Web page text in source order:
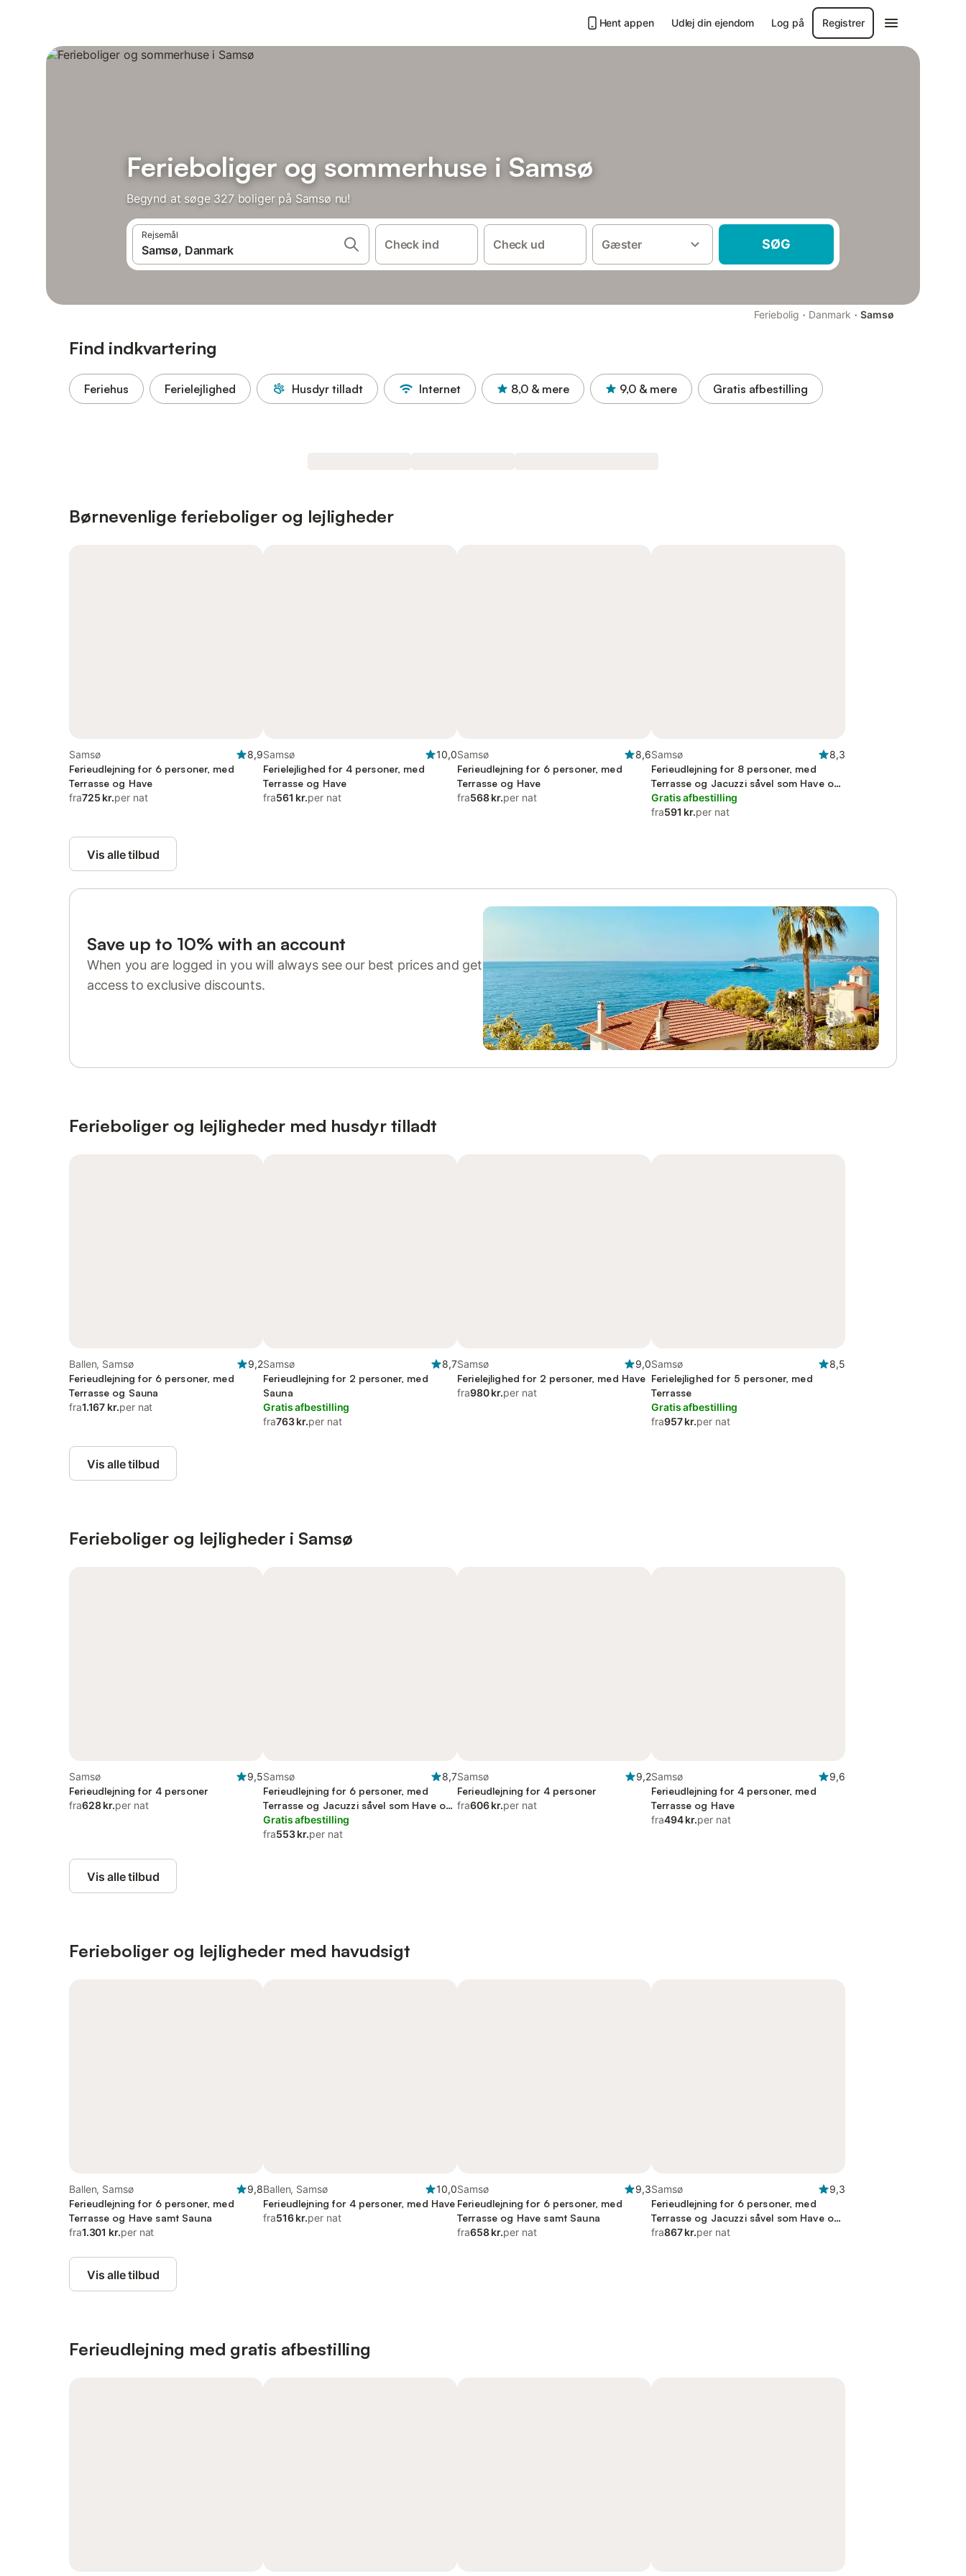
Hent appen Udlej din ejendom Log på Registrer
Ferieboliger og sommerhuse i Samsø
Begynd at søge 327 boliger på Samsø nu!
Rejsemål
Check ind Check ud Gæster SØG
Feriebolig · Danmark · Samsø
Find indkvartering
Feriehus Ferielejlighed Husdyr tilladt Internet 8,0 & mere 9,0 & mere Gratis afbestilling
Børnevenlige ferieboliger og lejligheder
Samsø
8,9
Ferieudlejning for 6 personer, med
Terrasse og Have
fra725 kr.per nat
Samsø
10,0
Ferielejlighed for 4 personer, med
Terrasse og Have
fra561 kr.per nat
Samsø
8,6
Ferieudlejning for 6 personer, med
Terrasse og Have
fra568 kr.per nat
Samsø
8,3
Ferieudlejning for 8 personer, med
Terrasse og Jacuzzi såvel som Have og
Sauna
Gratis afbestilling
fra591 kr.per nat
Vis alle tilbud
Save up to 10% with an account
When you are logged in you will always see our best prices and get
access to exclusive discounts.
Ferieboliger og lejligheder med husdyr tilladt
Ballen, Samsø
9,2
Ferieudlejning for 6 personer, med
Terrasse og Sauna
fra1.167 kr.per nat
Samsø
8,7
Ferieudlejning for 2 personer, med
Sauna
Gratis afbestilling
fra763 kr.per nat
Samsø
9,0
Ferielejlighed for 2 personer, med Have
fra980 kr.per nat
Samsø
8,5
Ferielejlighed for 5 personer, med
Terrasse
Gratis afbestilling
fra957 kr.per nat
Vis alle tilbud
Ferieboliger og lejligheder i Samsø
Samsø
9,5
Ferieudlejning for 4 personer
fra628 kr.per nat
Samsø
8,7
Ferieudlejning for 6 personer, med
Terrasse og Jacuzzi såvel som Have og
Sauna
Gratis afbestilling
fra553 kr.per nat
Samsø
9,2
Ferieudlejning for 4 personer
fra606 kr.per nat
Samsø
9,6
Ferieudlejning for 4 personer, med
Terrasse og Have
fra494 kr.per nat
Vis alle tilbud
Ferieboliger og lejligheder med havudsigt
Ballen, Samsø
9,8
Ferieudlejning for 6 personer, med
Terrasse og Have samt Sauna
fra1.301 kr.per nat
Ballen, Samsø
10,0
Ferieudlejning for 4 personer, med Have
fra516 kr.per nat
Samsø
9,3
Ferieudlejning for 6 personer, med
Terrasse og Have samt Sauna
fra658 kr.per nat
Samsø
9,3
Ferieudlejning for 6 personer, med
Terrasse og Jacuzzi såvel som Have og
Sauna
fra867 kr.per nat
Vis alle tilbud
Ferieudlejning med gratis afbestilling